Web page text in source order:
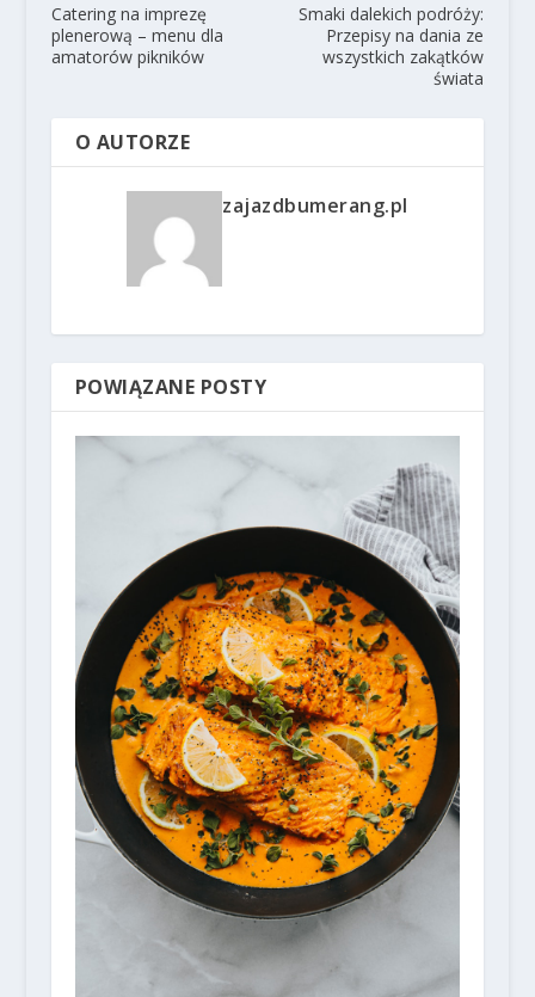
Catering na imprezę
plenerową – menu dla
amatorów pikników
Smaki dalekich podróży:
Przepisy na dania ze
wszystkich zakątków
świata
O AUTORZE
zajazdbumerang.pl
POWIĄZANE POSTY